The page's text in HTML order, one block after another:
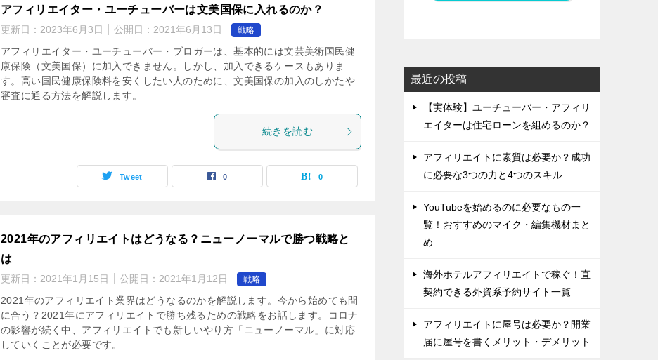
アフィリエイター・ユーチューバーは文美国保に入れるのか？
更新日： 2023年6月3日 公開日： 2021年6月13日 戦略
アフィリエイター・ユーチューバー・ブロガーは、基本的には文芸美術国民健
康保険（文美国保）に加入できません。しかし、加入できるケースもありま
す。高い国民健康保険料を安くしたい人のために、文美国保の加入のしかたや
審査に通る方法を解説します。
続きを読む
Tweet 0 0
2021年のアフィリエイトはどうなる？ニューノーマルで勝つ戦略と
は
更新日： 2021年1月15日 公開日： 2021年1月12日 戦略
2021年のアフィリエイト業界はどうなるのかを解説します。今から始めても間
に合う？2021年にアフィリエイトで勝ち残るための戦略をお話します。コロナ
の影響が続く中、アフィリエイトでも新しいやり方「ニューノーマル」に対応
していくことが必要です。
最近の投稿
【実体験】ユーチューバー・アフィリ
エイターは住宅ローンを組めるのか？
アフィリエイトに素質は必要か？成功
に必要な3つの力と4つのスキル
YouTubeを始めるのに必要なもの一
覧！おすすめのマイク・編集機材まと
め
海外ホテルアフィリエイトで稼ぐ！直
契約できる外資系予約サイト一覧
アフィリエイトに屋号は必要か？開業
届に屋号を書くメリット・デメリット